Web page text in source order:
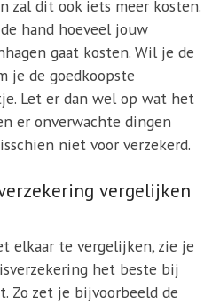
zal dit ook iets meer kosten.
hand hoeveel jouw
gaat kosten. Wil je de
je de goedkoopste
Let er dan wel op wat het
er onverwachte dingen
niet voor verzekerd.
vergelijken
elkaar te vergelijken, zie je
het beste bij
Zo zet je bijvoorbeeld de